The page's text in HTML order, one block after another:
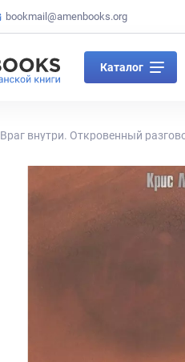
bookmail@amenbooks.org
Каталог
Враг внутри. Откровенный